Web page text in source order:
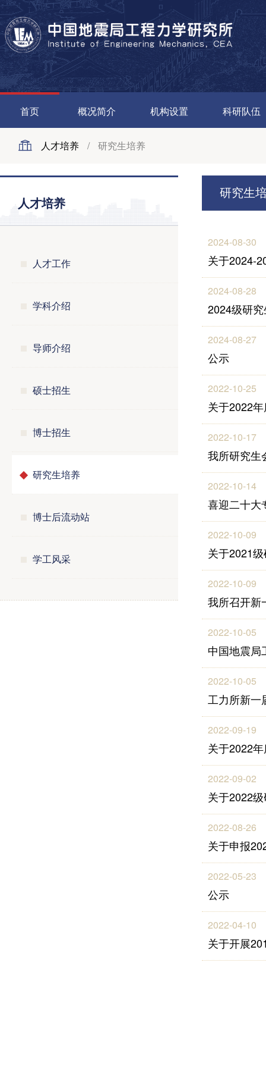
首页 概况简介 机构设置 科研队伍
人才培养 / 研究生培养
人才培养
人才工作
学科介绍
导师介绍
硕士招生
博士招生
研究生培养
博士后流动站
学工风采
研究生
2024-08-30
关于2024-
2024-08-28
2024级研
2024-08-27
公示
2022-10-25
关于2022
2022-10-17
我所研究生
2022-10-14
喜迎二十大
2022-10-09
关于2021
2022-10-09
我所召开新
2022-10-05
中国地震局
2022-10-05
工力所新一
2022-09-19
关于2022
2022-09-02
关于2022
2022-08-26
关于申报
2022-05-23
公示
2022-04-10
关于开展